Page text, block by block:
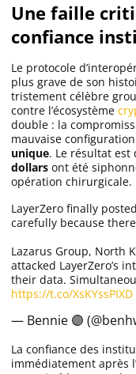
Une faille
confiance
Le protocole
plus grave de son
tristement célèbre
contre l’écosystème
double : la
mauvaise
unique. Le résultat est
dollars ont été
opération chirurgicale.
LayerZero finally
carefully because
Lazarus Group, North
attacked LayerZero’s
their data.
https://t.co/XsKYssPIXD
— Bennie 🟣
La confiance des
immédiatement après